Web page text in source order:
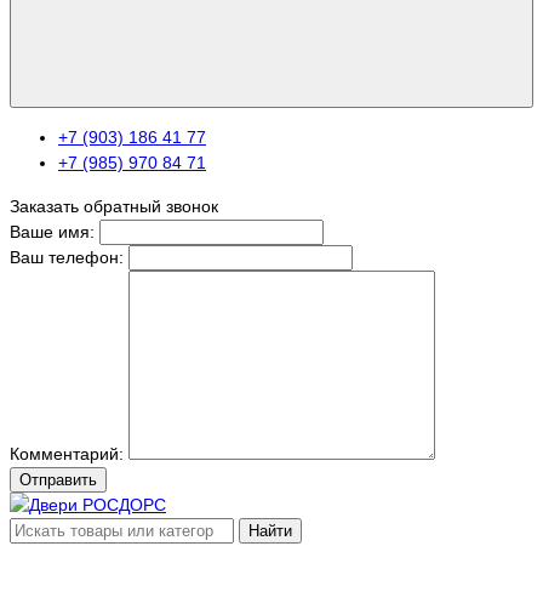
+7 (903) 186 41 77
+7 (985) 970 84 71
Заказать обратный звонок
Ваше имя:
Ваш телефон:
Комментарий:
Отправить
Найти